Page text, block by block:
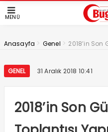
MENÜ
Anasayfa > Genel > 2018’in Son
GENEL 31 Aralık 2018 10:41
2018’in Son